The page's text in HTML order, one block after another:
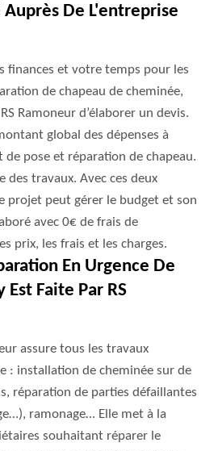
De L'entreprise
finances et votre temps pour les
de chapeau de cheminée,
Ramoneur d’élaborer un devis.
global des dépenses à
pose et réparation de chapeau.
des travaux. Avec ces deux
projet peut gérer le budget et son
avec 0€ de frais de
prix, les frais et les charges.
En Urgence De
Est Faite Par RS
assure tous les travaux
: installation de cheminée sur de
réparation de parties défaillantes
ramonage… Elle met à la
souhaitant réparer le